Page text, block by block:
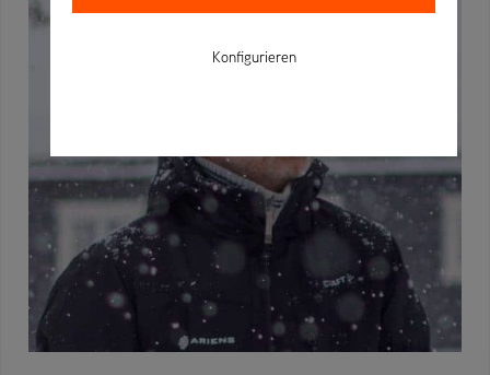
Konfigurieren